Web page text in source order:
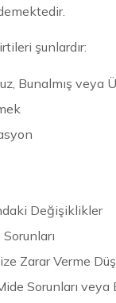
şunlardır:
Bunalmış veya
Değişiklikler
Zarar Verme
Sorunları veya